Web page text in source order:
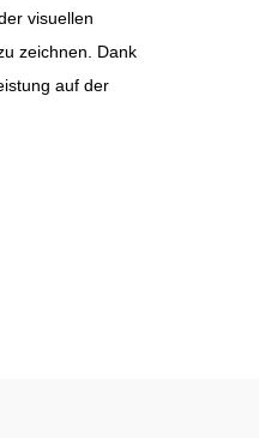
visuellen
zeichnen. Dank
auf der